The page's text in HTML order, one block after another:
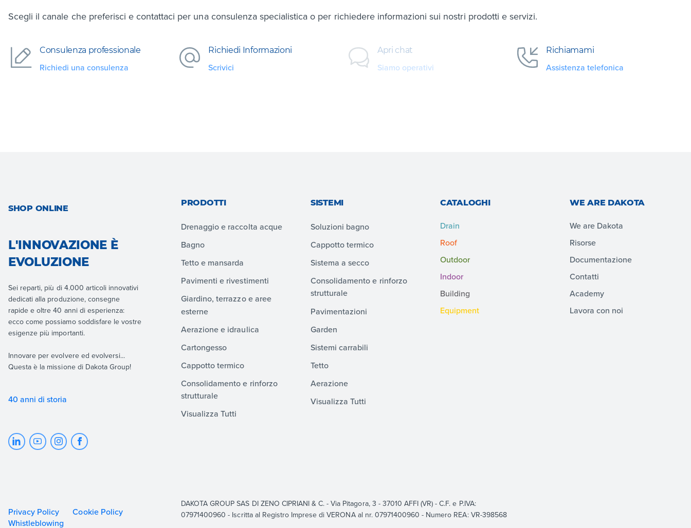
Scegli il canale che preferisci e contattaci per una consulenza specialistica o per richiedere informazioni sui nostri prodotti e servizi.
Consulenza professionale
Richiedi una consulenza
Richiedi Informazioni
Scrivici
Apri chat
Siamo operativi
Richiamami
Assistenza telefonica
SHOP ONLINE
L'INNOVAZIONE È
EVOLUZIONE
Sei reparti, più di 4.000 articoli innovativi
dedicati alla produzione, consegne
rapide e oltre 40 anni di esperienza:
ecco come possiamo soddisfare le vostre
esigenze più importanti.
Innovare per evolvere ed evolversi...
Questa è la missione di Dakota Group!
40 anni di storia
PRODOTTI
Drenaggio e raccolta acque
Bagno
Tetto e mansarda
Pavimenti e rivestimenti
Giardino, terrazzo e aree
esterne
Aerazione e idraulica
Cartongesso
Cappotto termico
Consolidamento e rinforzo
strutturale
Visualizza Tutti
SISTEMI
Soluzioni bagno
Cappotto termico
Sistema a secco
Consolidamento e rinforzo
strutturale
Pavimentazioni
Garden
Sistemi carrabili
Tetto
Aerazione
Visualizza Tutti
CATALOGHI
Drain
Roof
Outdoor
Indoor
Building
Equipment
WE ARE DAKOTA
We are Dakota
Risorse
Documentazione
Contatti
Academy
Lavora con noi
Privacy Policy
Cookie Policy
Whistleblowing
DAKOTA GROUP SAS DI ZENO CIPRIANI & C. - Via Pitagora, 3 - 37010 AFFI (VR) - C.F. e P.IVA:
07971400960 - Iscritta al Registro Imprese di VERONA al nr. 07971400960 - Numero REA: VR-398568